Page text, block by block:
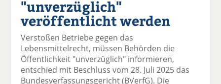
a
uf
ac
e
b
o
wi
er
n
n
k
e l
"unverzüglich"
veröffentlicht werden
Verstoßen Betriebe gegen das
Lebensmittelrecht, müssen Behörden die
Öffentlichkeit "unverzüglich" informieren,
entschied mit Beschluss vom 28. Juli 2025 das
Bundesverfassungsgericht (BVerfG). Die